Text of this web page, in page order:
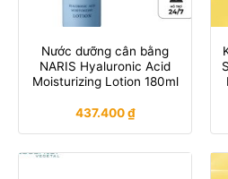
Nước dưỡng cân bằng
NARIS Hyaluronic Acid
Moisturizing Lotion 180ml
437.400₫